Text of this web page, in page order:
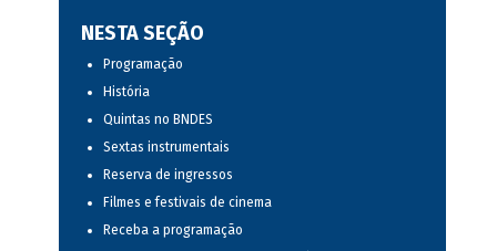
NESTA SEÇÃO
Programação
História
Quintas no BNDES
Sextas instrumentais
Reserva de ingressos
Filmes e festivais de cinema
Receba a programação